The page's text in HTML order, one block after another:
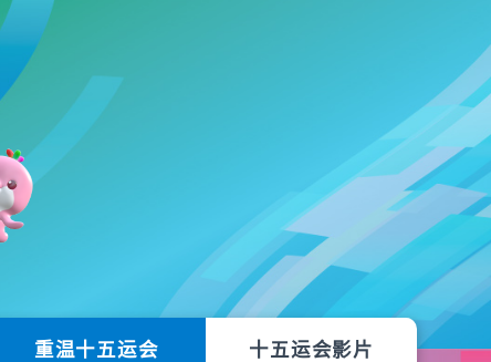
重温十五运会 十五运会影片